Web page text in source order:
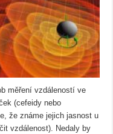
měření vzdáleností ve
(cefeidy nebo
že známe jejich jasnost u
vzdálenost). Nedaly by